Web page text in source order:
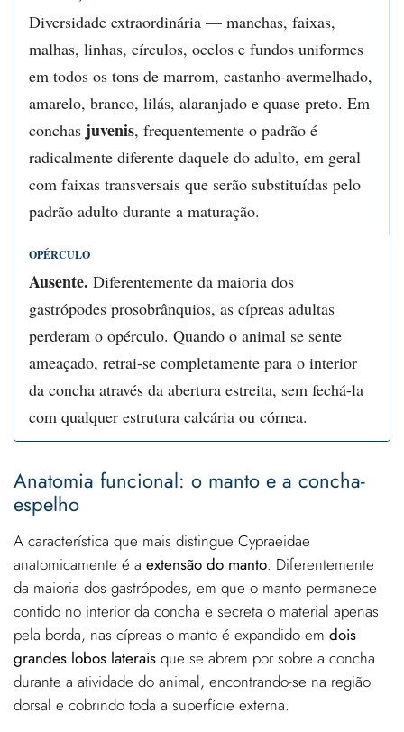
Diversidade extraordinária — manchas, faixas,
malhas, linhas, círculos, ocelos e fundos uniformes
em todos os tons de marrom, castanho-avermelhado,
amarelo, branco, lilás, alaranjado e quase preto. Em
conchas juvenis, frequentemente o padrão é
radicalmente diferente daquele do adulto, em geral
com faixas transversais que serão substituídas pelo
padrão adulto durante a maturação.
OPÉRCULO
Ausente. Diferentemente da maioria dos
gastrópodes prosobrânquios, as cípreas adultas
perderam o opérculo. Quando o animal se sente
ameaçado, retrai-se completamente para o interior
da concha através da abertura estreita, sem fechá-la
com qualquer estrutura calcária ou córnea.
Anatomia funcional: o manto e a concha-
espelho
A característica que mais distingue Cypraeidae
anatomicamente é a extensão do manto. Diferentemente
da maioria dos gastrópodes, em que o manto permanece
contido no interior da concha e secreta o material apenas
pela borda, nas cípreas o manto é expandido em dois
grandes lobos laterais que se abrem por sobre a concha
durante a atividade do animal, encontrando-se na região
dorsal e cobrindo toda a superfície externa.